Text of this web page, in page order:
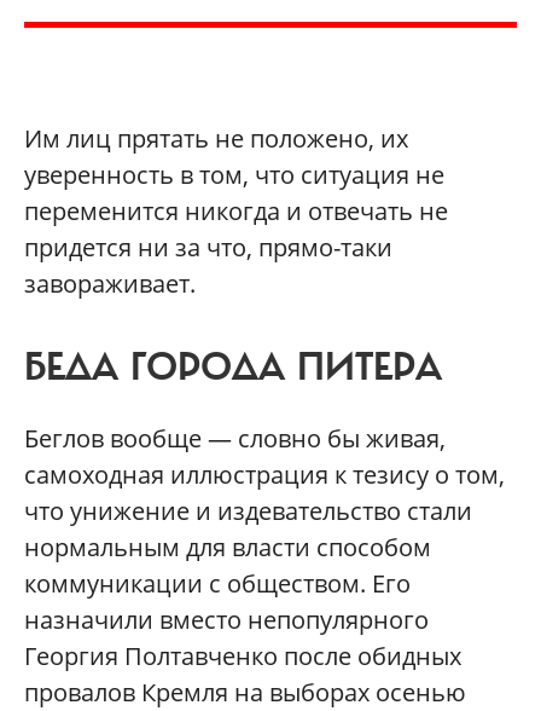
Им лиц прятать не положено, их
уверенность в том, что ситуация не
переменится никогда и отвечать не
придется ни за что, прямо-таки
завораживает.
БЕДА ГОРОДА ПИТЕРА
Беглов вообще — словно бы живая,
самоходная иллюстрация к тезису о том,
что унижение и издевательство стали
нормальным для власти способом
коммуникации с обществом. Его
назначили вместо непопулярного
Георгия Полтавченко после обидных
провалов Кремля на выборах осенью